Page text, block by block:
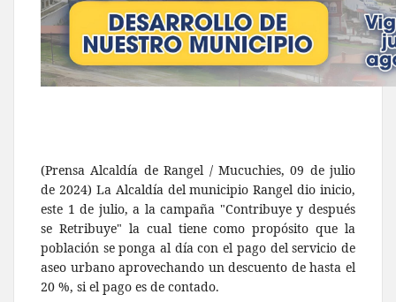
(Prensa Alcaldía de Rangel / Mucuchies, 09 de julio
de 2024) La Alcaldía del municipio Rangel dio inicio,
este 1 de julio, a la campaña "Contribuye y después
se Retribuye" la cual tiene como propósito que la
población se ponga al día con el pago del servicio de
aseo urbano aprovechando un descuento de hasta el
20 %, si el pago es de contado.